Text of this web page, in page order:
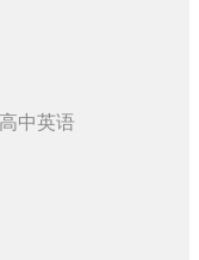
中英语